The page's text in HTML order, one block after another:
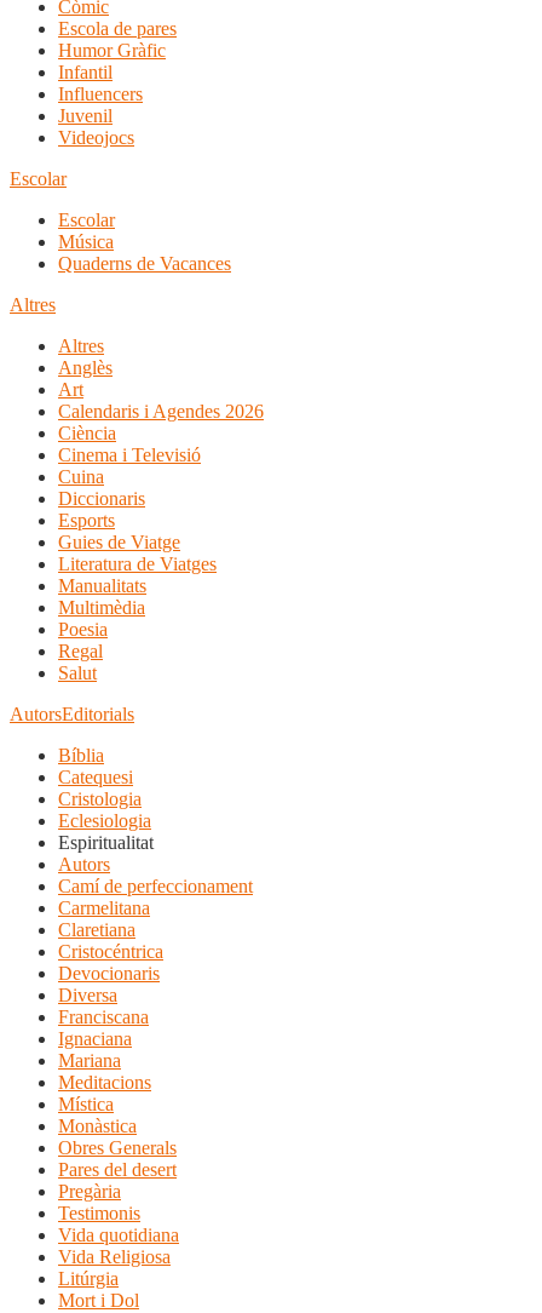
Còmic
Escola de pares
Humor Gràfic
Infantil
Influencers
Juvenil
Videojocs
Escolar
Escolar
Música
Quaderns de Vacances
Altres
Altres
Anglès
Art
Calendaris i Agendes 2026
Ciència
Cinema i Televisió
Cuina
Diccionaris
Esports
Guies de Viatge
Literatura de Viatges
Manualitats
Multimèdia
Poesia
Regal
Salut
AutorsEditorials
Bíblia
Catequesi
Cristologia
Eclesiologia
Espiritualitat
Autors
Camí de perfeccionament
Carmelitana
Claretiana
Cristocéntrica
Devocionaris
Diversa
Franciscana
Ignaciana
Mariana
Meditacions
Mística
Monàstica
Obres Generals
Pares del desert
Pregària
Testimonis
Vida quotidiana
Vida Religiosa
Litúrgia
Mort i Dol